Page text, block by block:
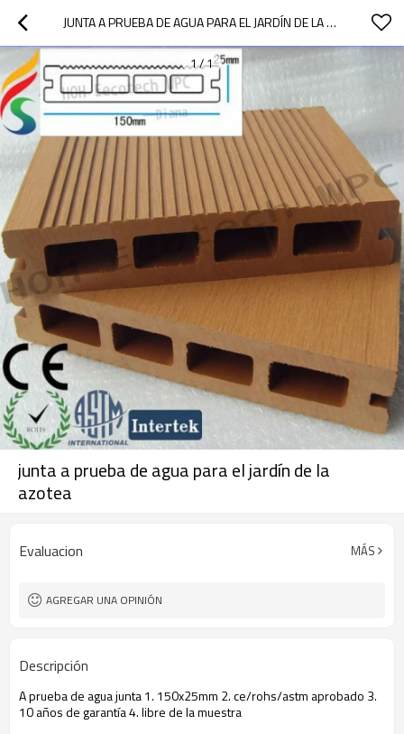
JUNTA A PRUEBA DE AGUA PARA EL JARDÍN DE LA AZOTEA
1/1
junta a prueba de agua para el jardín de la
azotea
Evaluacion MÁS
AGREGAR UNA OPINIÓN
Descripción
A prueba de agua junta 1. 150x25mm 2. ce/rohs/astm aprobado 3.
10 años de garantía 4. libre de la muestra